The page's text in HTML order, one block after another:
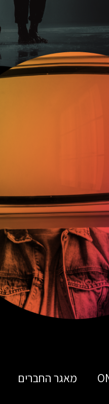
מאגר החברים